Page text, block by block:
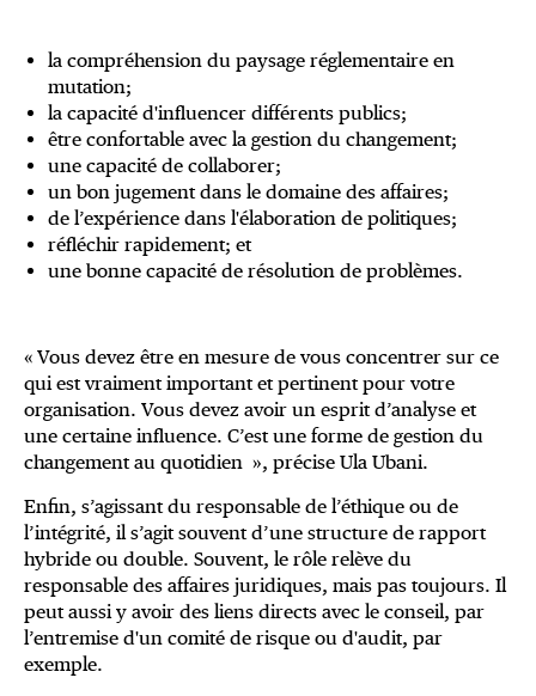
la compréhension du paysage réglementaire en
mutation;
la capacité d'influencer différents publics;
être confortable avec la gestion du changement;
une capacité de collaborer;
un bon jugement dans le domaine des affaires;
de l’expérience dans l'élaboration de politiques;
réfléchir rapidement; et
une bonne capacité de résolution de problèmes.
« Vous devez être en mesure de vous concentrer sur ce
qui est vraiment important et pertinent pour votre
organisation. Vous devez avoir un esprit d’analyse et
une certaine influence. C’est une forme de gestion du
changement au quotidien », précise Ula Ubani.
Enfin, s’agissant du responsable de l’éthique ou de
l’intégrité, il s’agit souvent d’une structure de rapport
hybride ou double. Souvent, le rôle relève du
responsable des affaires juridiques, mais pas toujours. Il
peut aussi y avoir des liens directs avec le conseil, par
l’entremise d'un comité de risque ou d'audit, par
exemple.